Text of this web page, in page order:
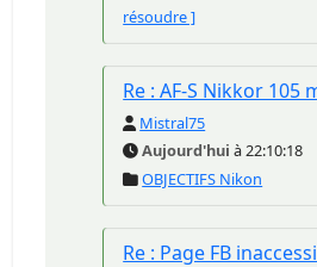
résoudre ]
Re : AF-S Nikkor 105
Mistral75
Aujourd'hui à 22:10:18
OBJECTIFS Nikon
Re : Page FB